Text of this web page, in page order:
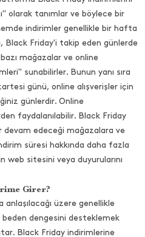
olarak tanımlar ve böylece bir
indirimler genellikle bir hafta
Black Friday'i takip eden günlerde
mağazalar ve online
sunabilirler. Bunun yanı sıra
günü, online alışverişler için
günlerdir. Online
faydalanılabilir. Black Friday
devam edeceği mağazalara ve
süresi hakkında daha fazla
web sitesini veya duyurularını
Girer?
anlaşılacağı üzere genellikle
dengesini desteklemek
Black Friday indirimlerine